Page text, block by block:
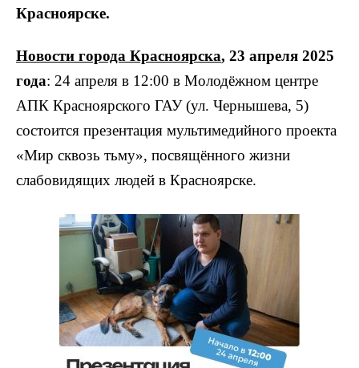
Красноярске.
Новости города Красноярска, 23 апреля 2025
года: 24 апреля в 12:00 в Молодёжном центре
АПК Красноярского ГАУ (ул. Чернышева, 5)
состоится презентация мультимедийного проекта
«Мир сквозь тьму», посвящённого жизни
слабовидящих людей в Красноярске.